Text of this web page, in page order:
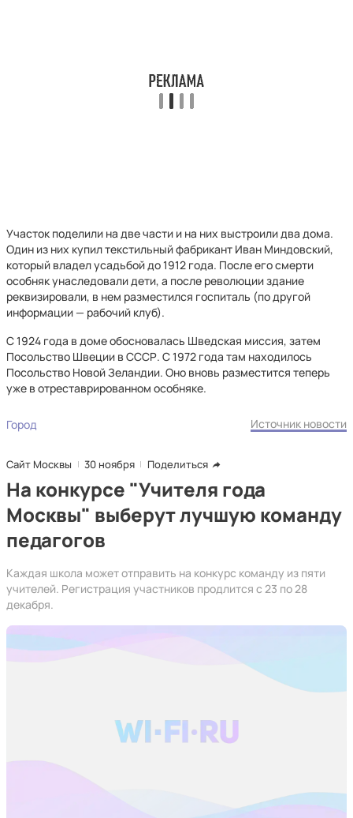
Участок поделили на две части и на них выстроили два дома.
Один из них купил текстильный фабрикант Иван Миндовский,
который владел усадьбой до 1912 года. После его смерти
особняк унаследовали дети, а после революции здание
реквизировали, в нем разместился госпиталь (по другой
информации — рабочий клуб).
С 1924 года в доме обосновалась Шведская миссия, затем
Посольство Швеции в СССР. С 1972 года там находилось
Посольство Новой Зеландии. Оно вновь разместится теперь
уже в отреставрированном особняке.
Город Источник новости
Сайт Москвы 30 ноября Поделиться
На конкурсе "Учителя года
Москвы" выберут лучшую команду
педагогов
Каждая школа может отправить на конкурс команду из пяти
учителей. Регистрация участников продлится с 23 по 28
декабря.